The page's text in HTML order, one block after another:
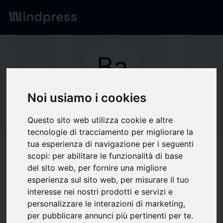
Noi usiamo i cookies
Questo sito web utilizza cookie e altre
tecnologie di tracciamento per migliorare la
tua esperienza di navigazione per i seguenti
scopi: per abilitare le funzionalità di base
del sito web, per fornire una migliore
esperienza sul sito web, per misurare il tuo
interesse nei nostri prodotti e servizi e
personalizzare le interazioni di marketing,
per pubblicare annunci più pertinenti per te.
Network/Società
Ba
Non verificato
Bambu Lab
Segui aggiornamenti
Di cosa scriviamo
Cronaca Bianca Cronaca Rosa / Gossip Hardware informatico